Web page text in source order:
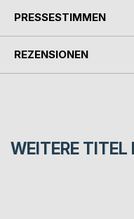
PRESSESTIMMEN
REZENSIONEN
WEITERE TITEL